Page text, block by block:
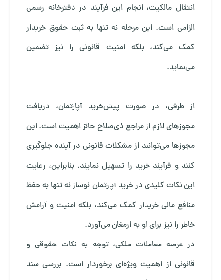
انتقال مالکیت، انجام این فرآیند در دفترخانه رسمی
الزامی است. این مرحله نه تنها به ثبت حقوق خریدار
کمک می‌کند، بلکه امنیت قانونی را نیز تضمین
می‌نماید.
از طرفی، در صورت پیش‌خرید آپارتمان، دریافت
مجوزهای لازم از مراجع ذی‌صلاح حائز اهمیت است. این
مجوزها می‌توانند از مشکلات قانونی در آینده جلوگیری
کنند و فرآیند خرید را تسهیل نمایند. بنابراین، رعایت
این نکات کلیدی در خرید آپارتمان نوساز نه تنها به حفظ
منافع مالی خریدار کمک می‌کند، بلکه امنیت و آرامش
خاطر را نیز برای او به ارمغان می‌آورد.
در عرصه معاملات ملکی، توجه به نکات حقوقی و
قانونی از اهمیت ویژه‌ای برخوردار است. بررسی سند